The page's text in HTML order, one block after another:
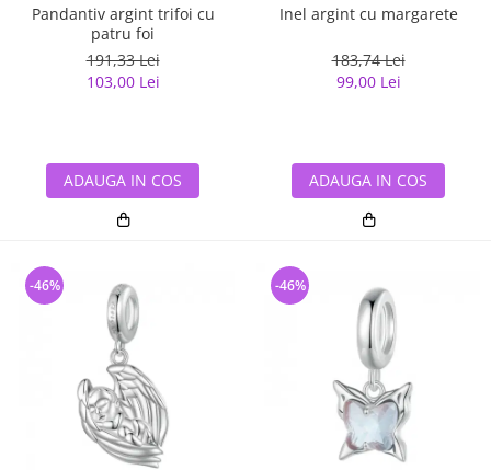
Pandantiv argint trifoi cu
patru foi
191,33 Lei
103,00 Lei
ADAUGA IN COS
Inel argint cu margarete
183,74 Lei
99,00 Lei
ADAUGA IN COS
-46% -46%